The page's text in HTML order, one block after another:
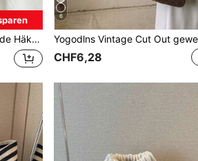
Boho Stil Handtasche
6
CHF6,28